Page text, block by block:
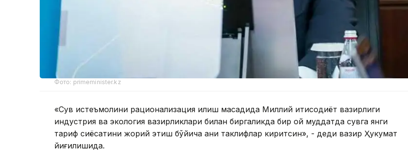
Фото: primeminister.kz
«Сув истеъмолини рационализация қилиш мақсадида Миллий иқтисодиёт вазирлиги
индустрия ва экология вазирликлари билан биргаликда бир ой муддатда сувга янги
тариф сиёсатини жорий этиш бўйича аниқ таклифлар киритсин», - деди вазир Ҳукумат
йиғилишида.